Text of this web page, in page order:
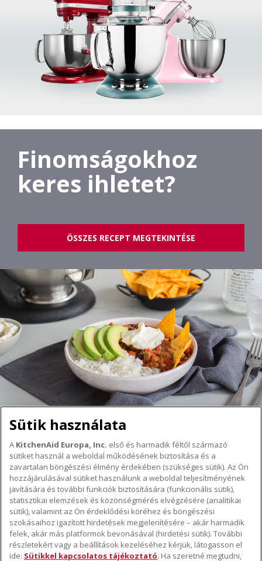
Finomságokhoz
keres ihletet?
ÖSSZES RECEPT MEGTEKINTÉSE
A KITCHENAID MÁRKÁRÓL
A márka lényege
A márka története
ODR
TÁMOGATÁS
Hol lehet megvenni
Garancia és dokumentumok
Ügyfélszolgálat
KÖVESSEN BENNÜNKET
Sütik használata
A KitchenAid Europa, Inc. első és harmadik féltől származó
sütiket használ a weboldal működésének biztosítása és a
zavartalan böngészési élmény érdekében (szükséges sütik). Az Ön
hozzájárulásával sütiket használunk a weboldal teljesítményének
javítására és további funkciók biztosítására (funkcionális sütik),
statisztikai elemzések és közönségmérés elvégzésére (analitikai
sütik), valamint az Ön érdeklődési köréhez és böngészési
szokásaihoz igazított hirdetések megjelenítésére – akár harmadik
felek, akár más platformok bevonásával (hirdetési sütik). További
részletekért vagy a beállítások kezeléséhez kérjük, látogasson el
ide: Sütikkel kapcsolatos tájékoztató. Ha szeretné megtudni,